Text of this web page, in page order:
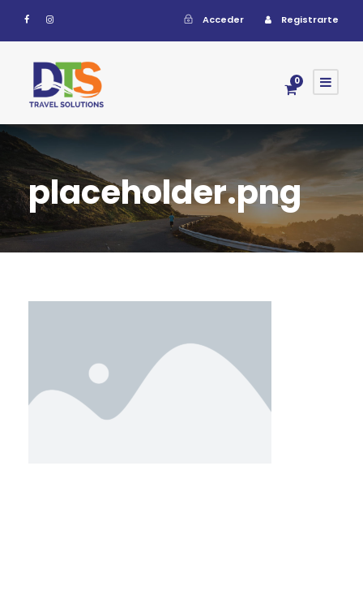
Acceder Registrarte
0
placeholder.png